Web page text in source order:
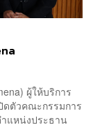
ผู้ให้บริการ
ดตัวคณะกรรมการ
แหน่งประธาน